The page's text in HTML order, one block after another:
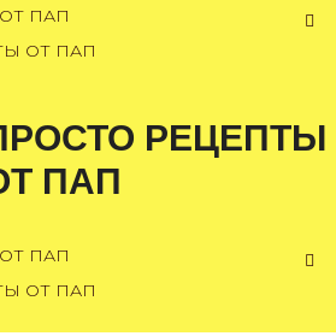
ОТ ПАП
РЕЦЕПТЫ
ПАП
ОТ ПАП